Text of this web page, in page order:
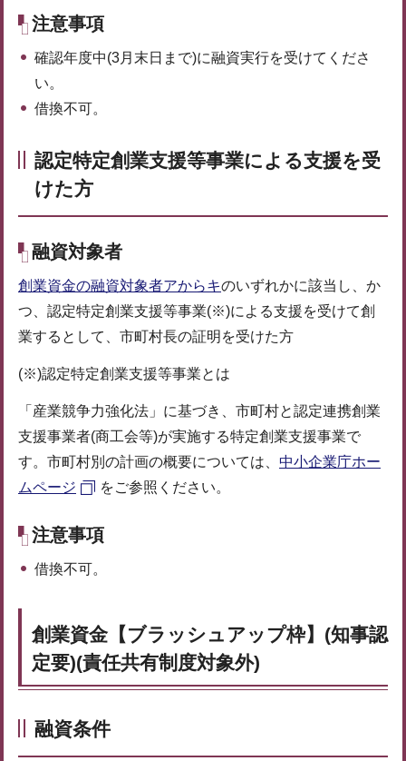
注意事項
確認年度中(3月末日まで)に融資実行を受けてくださ
い。
借換不可。
認定特定創業支援等事業による支援を受
けた方
融資対象者
創業資金の融資対象者アからキのいずれかに該当し、か
つ、認定特定創業支援等事業(※)による支援を受けて創
業するとして、市町村長の証明を受けた方
(※)認定特定創業支援等事業とは
「産業競争力強化法」に基づき、市町村と認定連携創業
支援事業者(商工会等)が実施する特定創業支援事業で
す。市町村別の計画の概要については、 中小企業庁ホー
ムページ
をご参照ください。
注意事項
借換不可。
創業資金【ブラッシュアップ枠】(知事認
定要)(責任共有制度対象外)
融資条件